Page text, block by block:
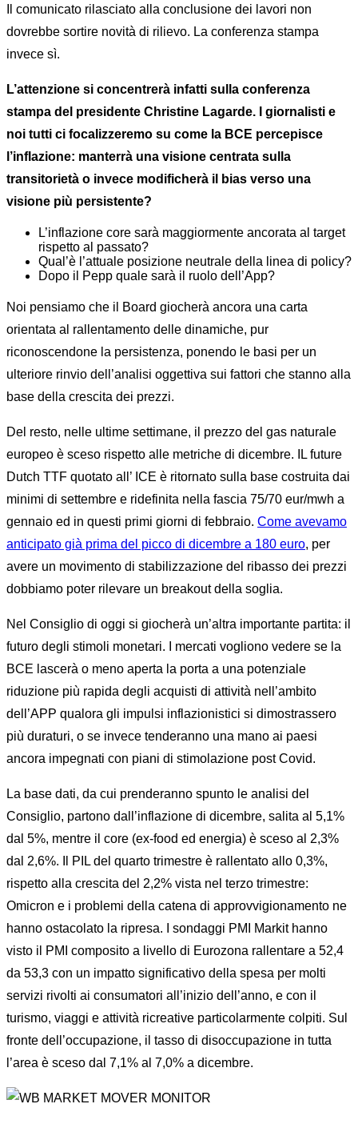
Il comunicato rilasciato alla conclusione dei lavori non
dovrebbe sortire novità di rilievo. La conferenza stampa
invece sì.
L’attenzione si concentrerà infatti sulla conferenza
stampa del presidente Christine Lagarde. I giornalisti e
noi tutti ci focalizzeremo su come la BCE percepisce
l’inflazione: manterrà una visione centrata sulla
transitorietà o invece modificherà il bias verso una
visione più persistente?
L’inflazione core sarà maggiormente ancorata al target
rispetto al passato?
Qual’è l’attuale posizione neutrale della linea di policy?
Dopo il Pepp quale sarà il ruolo dell’App?
Noi pensiamo che il Board giocherà ancora una carta
orientata al rallentamento delle dinamiche, pur
riconoscendone la persistenza, ponendo le basi per un
ulteriore rinvio dell’analisi oggettiva sui fattori che stanno alla
base della crescita dei prezzi.
Del resto, nelle ultime settimane, il prezzo del gas naturale
europeo è sceso rispetto alle metriche di dicembre. IL future
Dutch TTF quotato all’ ICE è ritornato sulla base costruita dai
minimi di settembre e ridefinita nella fascia 75/70 eur/mwh a
gennaio ed in questi primi giorni di febbraio. Come avevamo
anticipato già prima del picco di dicembre a 180 euro, per
avere un movimento di stabilizzazione del ribasso dei prezzi
dobbiamo poter rilevare un breakout della soglia.
Nel Consiglio di oggi si giocherà un’altra importante partita: il
futuro degli stimoli monetari. I mercati vogliono vedere se la
BCE lascerà o meno aperta la porta a una potenziale
riduzione più rapida degli acquisti di attività nell’ambito
dell’APP qualora gli impulsi inflazionistici si dimostrassero
più duraturi, o se invece tenderanno una mano ai paesi
ancora impegnati con piani di stimolazione post Covid.
La base dati, da cui prenderanno spunto le analisi del
Consiglio, partono dall’inflazione di dicembre, salita al 5,1%
dal 5%, mentre il core (ex-food ed energia) è sceso al 2,3%
dal 2,6%. Il PIL del quarto trimestre è rallentato allo 0,3%,
rispetto alla crescita del 2,2% vista nel terzo trimestre:
Omicron e i problemi della catena di approvvigionamento ne
hanno ostacolato la ripresa. I sondaggi PMI Markit hanno
visto il PMI composito a livello di Eurozona rallentare a 52,4
da 53,3 con un impatto significativo della spesa per molti
servizi rivolti ai consumatori all’inizio dell’anno, e con il
turismo, viaggi e attività ricreative particolarmente colpiti. Sul
fronte dell’occupazione, il tasso di disoccupazione in tutta
l’area è sceso dal 7,1% al 7,0% a dicembre.